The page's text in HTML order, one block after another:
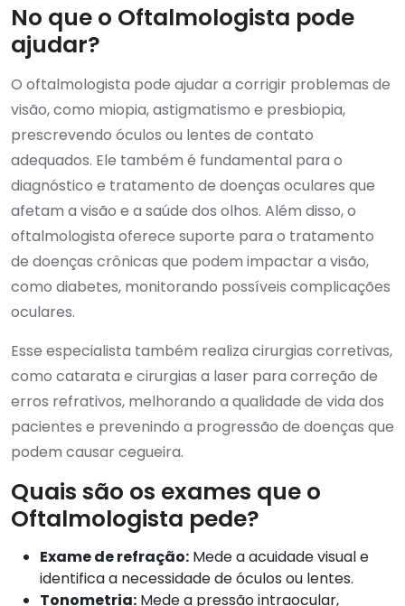
No que o Oftalmologista pode
ajudar?
O oftalmologista pode ajudar a corrigir problemas de
visão, como miopia, astigmatismo e presbiopia,
prescrevendo óculos ou lentes de contato
adequados. Ele também é fundamental para o
diagnóstico e tratamento de doenças oculares que
afetam a visão e a saúde dos olhos. Além disso, o
oftalmologista oferece suporte para o tratamento
de doenças crônicas que podem impactar a visão,
como diabetes, monitorando possíveis complicações
oculares.
Esse especialista também realiza cirurgias corretivas,
como catarata e cirurgias a laser para correção de
erros refrativos, melhorando a qualidade de vida dos
pacientes e prevenindo a progressão de doenças que
podem causar cegueira.
Quais são os exames que o
Oftalmologista pede?
Exame de refração: Mede a acuidade visual e
identifica a necessidade de óculos ou lentes.
Tonometria: Mede a pressão intraocular,